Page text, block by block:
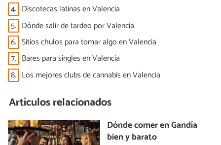
4. Discotecas latinas en Valencia
5. Dónde salir de tardeo por Valencia
6. Sitios chulos para tomar algo en Valencia
7. Bares para singles en Valencia
8. Los mejores clubs de cannabis en Valencia
Artículos relacionados
Dónde comer en Gandía
bien y barato